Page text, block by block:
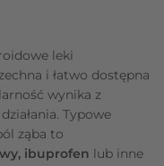
leki
i łatwo dostępna
wynika z
Typowe
ząba to
ibuprofen lub inne